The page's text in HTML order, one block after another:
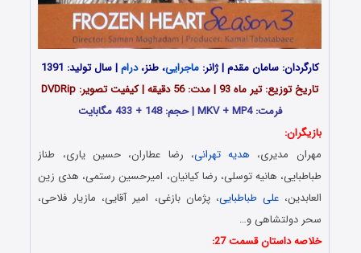
کارگردان: سامان مقدم | ژانر:ماجرایی، طنز،درام| سال تولید: 1391
تاریخ توزیع: تیر ماه 93 | مدت: 56 دقیقه | کیفیت تصویر: DVDRip
فرمت: MKV + MP4 | حجم: 148 + 433 مگابایت
بازیگران:
مهران مدیری، هدیه تهرانی، رضا عطاران، حسین یاری، طناز
طباطبایی، هانیه توسلی، رضا کیانیان، امیرحسین رستمی، هدی زین
العابدین،علی طباطبایی، پژمان بازغی، امیر آقایی، مازیار فلاحی،
سحر دولتشاهی و…
خلاصه داستان قسمت 27: